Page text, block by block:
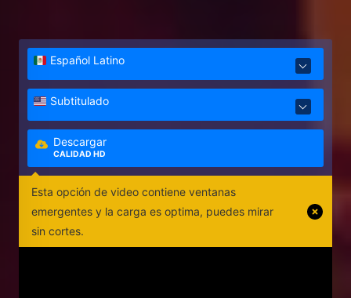
Español Latino
Subtitulado
Descargar
CALIDAD HD
Esta opción de video contiene ventanas
emergentes y la carga es optima, puedes mirar
sin cortes.